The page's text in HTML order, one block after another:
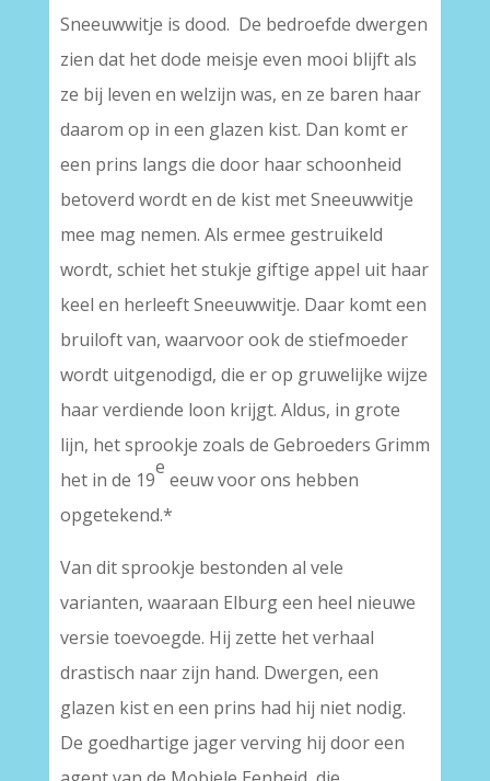
Sneeuwwitje is dood. De bedroefde dwergen
zien dat het dode meisje even mooi blijft als
ze bij leven en welzijn was, en ze baren haar
daarom op in een glazen kist. Dan komt er
een prins langs die door haar schoonheid
betoverd wordt en de kist met Sneeuwwitje
mee mag nemen. Als ermee gestruikeld
wordt, schiet het stukje giftige appel uit haar
keel en herleeft Sneeuwwitje. Daar komt een
bruiloft van, waarvoor ook de stiefmoeder
wordt uitgenodigd, die er op gruwelijke wijze
haar verdiende loon krijgt. Aldus, in grote
lijn, het sprookje zoals de Gebroeders Grimm
het in de 19
e
eeuw voor ons hebben
opgetekend.*
Van dit sprookje bestonden al vele
varianten, waaraan Elburg een heel nieuwe
versie toevoegde. Hij zette het verhaal
drastisch naar zijn hand. Dwergen, een
glazen kist en een prins had hij niet nodig.
De goedhartige jager verving hij door een